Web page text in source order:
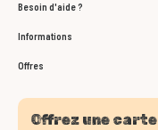
Besoin d'aide ?
Informations
Offres
Offrez une carte